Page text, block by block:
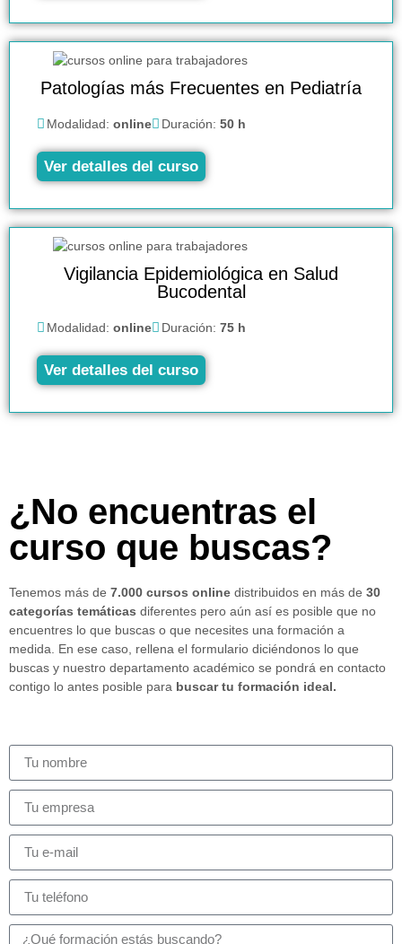
Patologías más Frecuentes en Pediatría
Modalidad: online Duración: 50 h
Ver detalles del curso
Vigilancia Epidemiológica en Salud
Bucodental
Modalidad: online Duración: 75 h
Ver detalles del curso
¿No encuentras el
curso que buscas?
Tenemos más de 7.000 cursos online distribuidos en más de 30
categorías temáticas diferentes pero aún así es posible que no
encuentres lo que buscas o que necesites una formación a
medida. En ese caso, rellena el formulario diciéndonos lo que
buscas y nuestro departamento académico se pondrá en contacto
contigo lo antes posible para buscar tu formación ideal.